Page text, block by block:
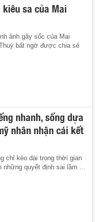
sa của Mai
ảnh gây sốc của Mai
bất ngờ được chia sẻ
nhanh, sống dựa
nhân nhận cái kết
chỉ kéo dài trong thời gian
những quyết định sai lầm ...